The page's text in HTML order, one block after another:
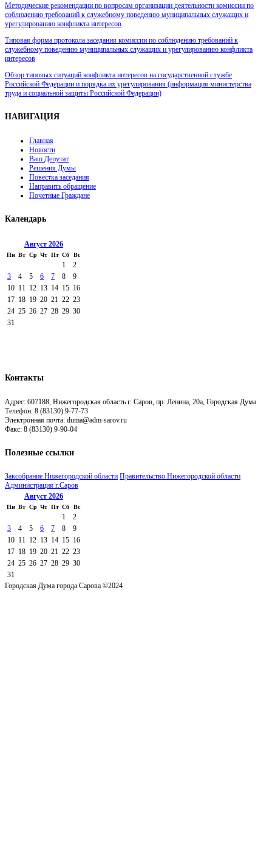
Методические рекомендации по вопросам организации деятельности комиссии по
соблюдению требований к служебному поведению муниципальных служащих и
урегулированию конфликта интересов
Типовая форма протокола заседания комиссии по соблюдению требований к
служебному поведению муниципальных служащих и урегулированию конфликта
интересов
Обзор типовых ситуаций конфликта интересов на государственной службе
Российской Федерации и порядка их урегулирования (информация министерства
труда и социальной защиты Российской Федерации)
НАВИГАЦИЯ
Главная
Новости
Ваш Депутат
Решения Думы
Повестка заседания
Направить обращение
Почетные Граждане
Календарь
Август 2026
Пн Вт Ср Чт Пт Сб Вс
1
2
3
4 5 6 7 8
9
10 11 12 13 14 15 16
17 18 19 20 21 22 23
24 25 26 27 28 29 30
31
Контакты
Адрес: 607188, Нижегородская область г. Саров, пр. Ленина, 20а, Городская Дума
Телефон: 8 (83130) 9-77-73
Электронная почта: duma@adm-sarov.ru
Факс: 8 (83130) 9-90-04
Полезные ссылки
Закcобрание Нижегородской области Правительство Нижегородской области
Администрация г.Саров
Август 2026
Пн Вт Ср Чт Пт Сб Вс
1
2
3
4 5 6 7 8
9
10 11 12 13 14 15 16
17 18 19 20 21 22 23
24 25 26 27 28 29 30
31
Городская Дума города Сарова ©2024